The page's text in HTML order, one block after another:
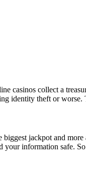
casinos collect a
identity theft or
jackpot and
your information safe.